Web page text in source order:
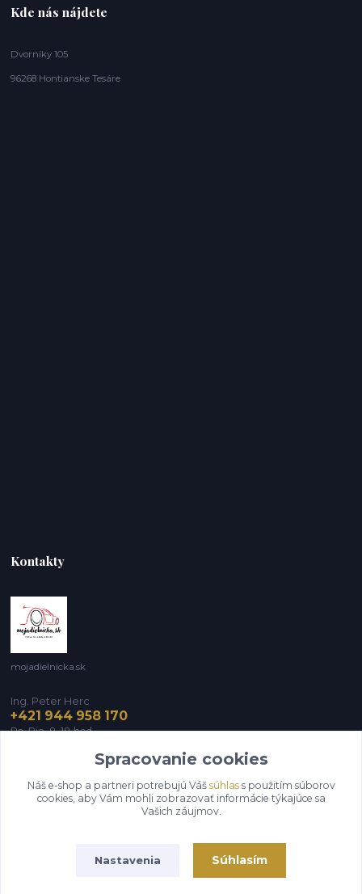
Kde nás nájdete
Dvorníky 105
96268 Hontianske Tesáre
Kontakty
mojadielnicka.sk
Ing. Peter Herc
+421 944 958 170
Po-Pia, 8-18 hod.
infomojadielnicka@gmail.com
Spracovanie cookies
Náš e-shop a partneri potrebujú Váš súhlass použitím súborov
cookies, aby Vám mohli zobrazovať informácie týkajúce sa
Vašich záujmov.
Nastavenia Súhlasím